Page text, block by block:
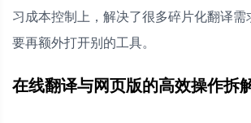
习成本控制上，解决了很多碎片化翻译
要再额外打开别的工具。
在线翻译与网页版的高效操作拆